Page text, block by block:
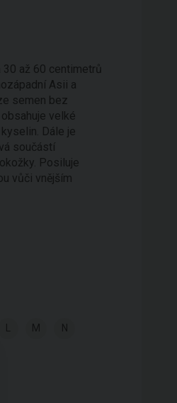
30 až 60 centimetrů
Asii a
semen bez
velké
Dále je
součástí
Posiluje
vůči vnějším
M N